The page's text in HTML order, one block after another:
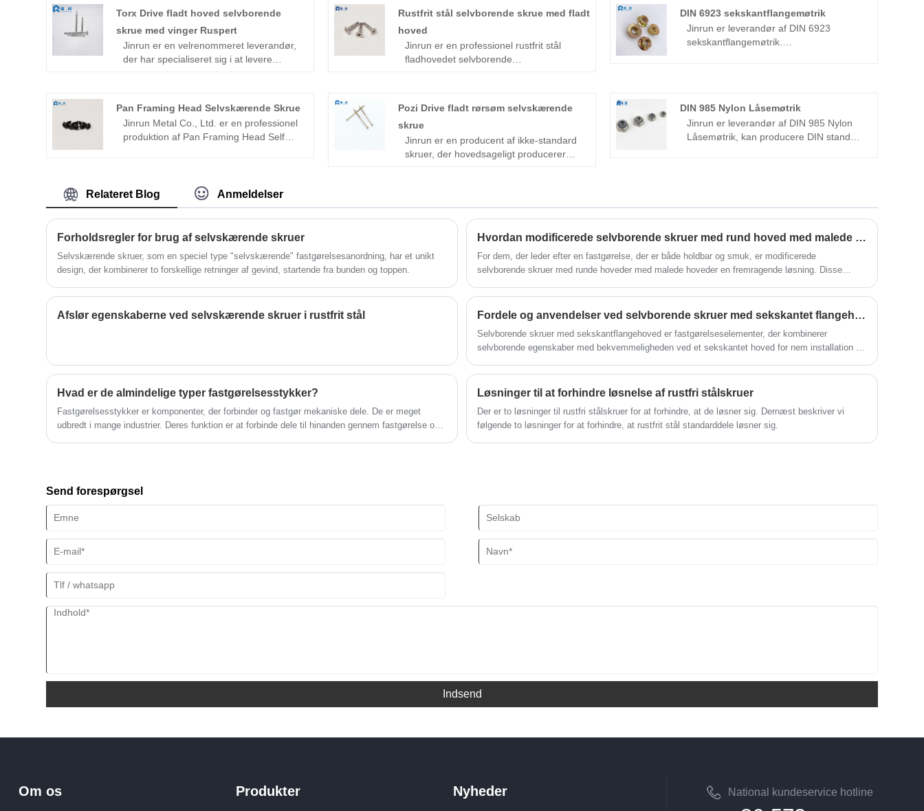
Torx Drive fladt hoved selvborende
skrue med vinger Ruspert
Jinrun er en velrenommeret leverandør,
der har specialiseret sig i at levere
forpligtet til at give kunderne højkvalitets,
innovative og pålidelige
fastgørelsesprodukter og -tjenester.
konstant udføre teknologisk forskning og
udvikling og produktinnovation for at
kunder.
Rustfrit stål selvborende skrue med fladt
hoved
Jinrun er en professionel rustfrit stål
fladhovedet selvborende
mere end 6000 tons, er en omfattende
produktionskapacitet hos leverandøren.
DIN 6923 sekskantflangemøtrik
Jinrun er leverandør af DIN 6923
sekskantflangemøtrik.
Pan Framing Head Selvskærende Skrue
Jinrun Metal Co., Ltd. er en professionel
produktion af Pan Framing Head Self
udstyr og stærk produktionskapacitet.
Med vores skala sikrer vi
konkurrencedygtige priser og hurtig
levering. Vores produkter har en stærk
tilstedeværelse i Sydamerika,
Sydøstasien og andre regioner og har
vundet bred anerkendelse.
Pozi Drive fladt rørsøm selvskærende
skrue
Jinrun er en producent af ikke-standard
skruer, der hovedsageligt producerer
en årlig eksporttonnage på mere end
10.000 tons, er en stærk leverandør. Her
er vi glade for at kunne introducere
vores Pozi Drive Flat Head Pipe Nail Self
Taping Screw til alle de nye og gamle
DIN 985 Nylon Låsemøtrik
Jinrun er leverandør af DIN 985 Nylon
Låsemøtrik, kan producere DIN standard
Relateret Blog Anmeldelser
Forholdsregler for brug af selvskærende skruer
Selvskærende skruer, som en speciel type "selvskærende" fastgørelsesanordning, har et unikt
design, der kombinerer to forskellige retninger af gevind, startende fra bunden og toppen.
​Hvordan modificerede selvborende skruer med rund hoved med malede spidser giver en holdbar og æstetisk tiltalende fastgørelsesløsning
For dem, der leder efter en fastgørelse, der er både holdbar og smuk, er modificerede
selvborende skruer med runde hoveder med malede hoveder en fremragende løsning. Disse
sammenlignet med traditionelle fastgørelseselementer.
Afslør egenskaberne ved selvskærende skruer i rustfrit stål Fordele og anvendelser ved selvborende skruer med sekskantet flangehoved
Selvborende skruer med sekskantflangehoved er fastgørelseselementer, der kombinerer
selvborende egenskaber med bekvemmeligheden ved et sekskantet hoved for nem installation og
almindeligt anvendt i byggeri, tagdækning og andre industrier, der kræver en sikker og pålidelig
fastgørelsesløsning.
Hvad er de almindelige typer fastgørelsesstykker?
Fastgørelsesstykker er komponenter, der forbinder og fastgør mekaniske dele. De er meget
udbredt i mange industrier. Deres funktion er at forbinde dele til hinanden gennem fastgørelse og
Løsninger til at forhindre løsnelse af rustfri stålskruer
Der er to løsninger til rustfri stålskruer for at forhindre, at de løsner sig. Dernæst beskriver vi
følgende to løsninger for at forhindre, at rustfrit stål standarddele løsner sig.
Send forespørgsel
Indsend
National kundeservice hotline
Om os Produkter Nyheder